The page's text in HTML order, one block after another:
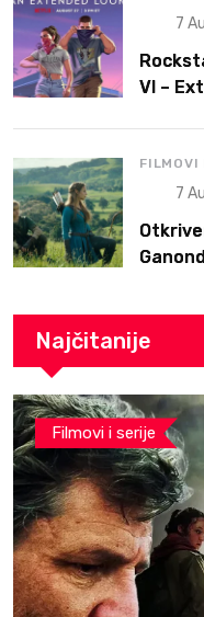
7
VI –
FILMOVI
7
Najčitanije
Filmovi i serije